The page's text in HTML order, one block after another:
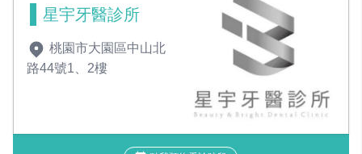
星宇牙醫診所
桃園市大園區中山北
路44號1、2樓